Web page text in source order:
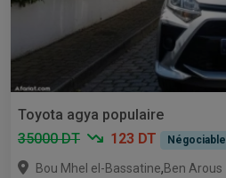
Toyota agya populaire
35000 DT
123 DT Négociable
Bou Mhel el-Bassatine,Ben Arous